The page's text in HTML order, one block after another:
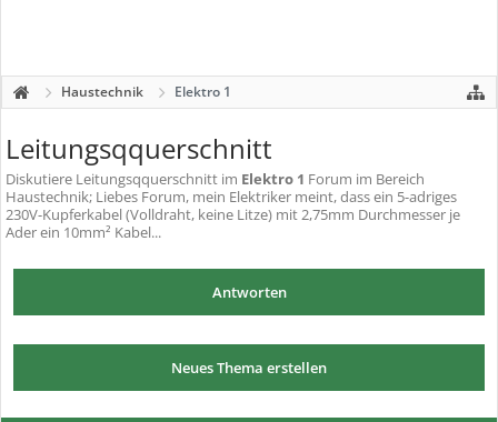
Haustechnik Elektro 1
Leitungsqquerschnitt
Diskutiere Leitungsqquerschnitt im Elektro 1 Forum im Bereich
Haustechnik; Liebes Forum, mein Elektriker meint, dass ein 5-adriges
230V-Kupferkabel (Volldraht, keine Litze) mit 2,75mm Durchmesser je
Ader ein 10mm² Kabel...
Antworten
Neues Thema erstellen